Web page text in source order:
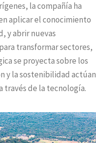
la compañía ha
aplicar el conocimiento
y abrir nuevas
transformar sectores,
se proyecta sobre los
y la sostenibilidad actúan
través de la tecnología.